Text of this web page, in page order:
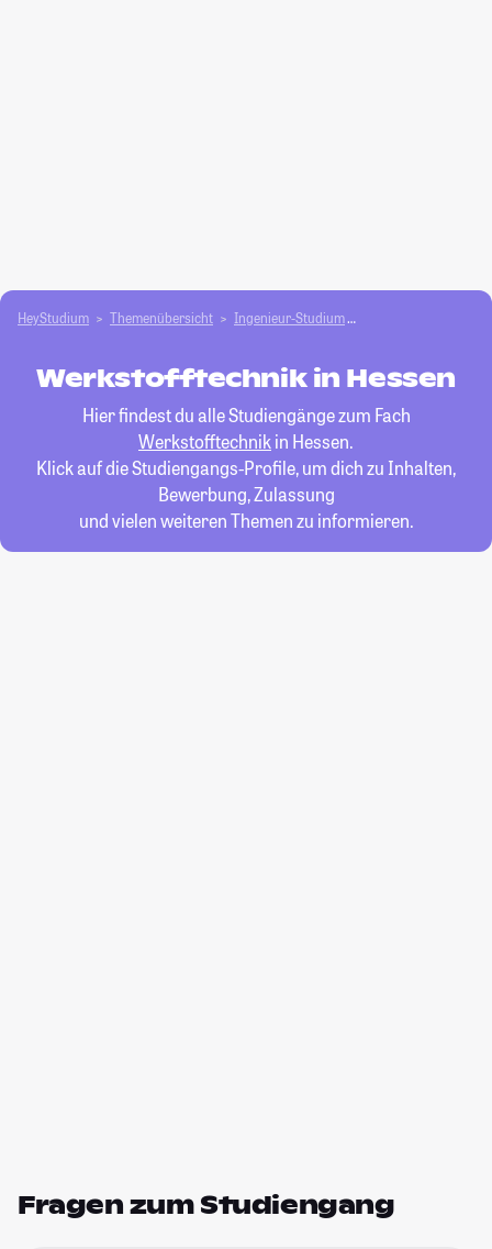
HeyStudium Themenübersicht Ingenieur-Studium
Werkstofftechnik in Hessen
Hier findest du alle Studiengänge zum Fach
Werkstofftechnikin Hessen.
Klick auf die Studiengangs-Profile, um dich zu Inhalten,
Bewerbung, Zulassung
und vielen weiteren Themen zu informieren.
Fragen zum Studiengang